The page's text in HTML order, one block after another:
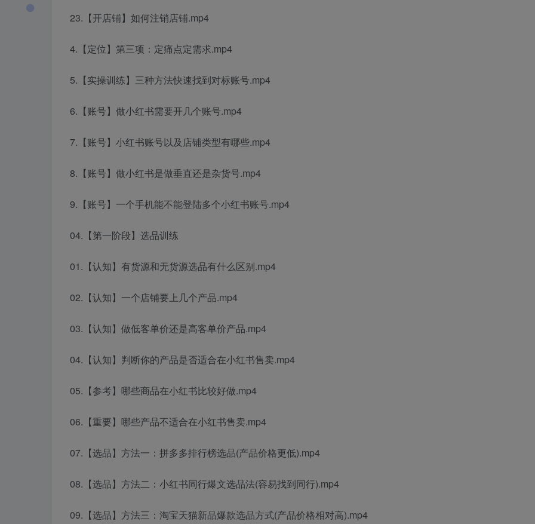
23.【开店铺】如何注销店铺.mp4
4.【定位】第三项：定痛点定需求.mp4
5.【实操训练】三种方法快速找到对标账号.mp4
6.【账号】做小红书需要开几个账号.mp4
7.【账号】小红书账号以及店铺类型有哪些.mp4
8.【账号】做小红书是做垂直还是杂货号.mp4
9.【账号】一个手机能不能登陆多个小红书账号.mp4
04.【第一阶段】选品训练
01.【认知】有货源和无货源选品有什么区别.mp4
02.【认知】一个店铺要上几个产品.mp4
03.【认知】做低客单价还是高客单价产品.mp4
04.【认知】判断你的产品是否适合在小红书售卖.mp4
05.【参考】哪些商品在小红书比较好做.mp4
06.【重要】哪些产品不适合在小红书售卖.mp4
07.【选品】方法一：拼多多排行榜选品(产品价格更低).mp4
08.【选品】方法二：小红书同行爆文选品法(容易找到同行).mp4
09.【选品】方法三：淘宝天猫新品爆款选品方式(产品价格相对高).mp4